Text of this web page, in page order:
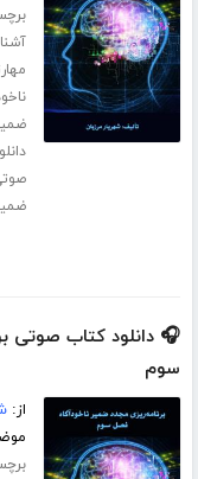
🎧 دانلود کتاب صوتی
سوم
از: